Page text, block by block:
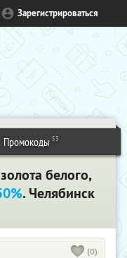
Зарегистрироваться
Промокоды 53
белого,
. Челябинск
(0)